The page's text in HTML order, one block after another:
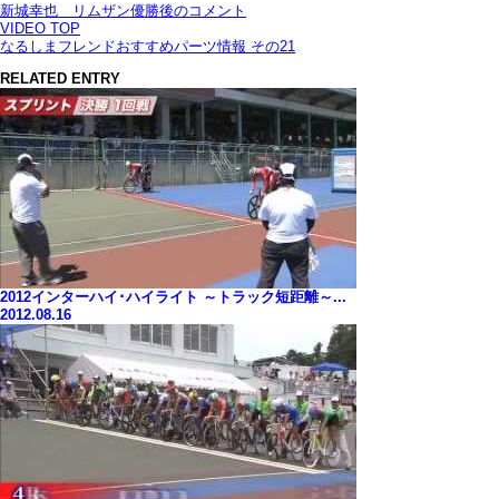
新城幸也 リムザン優勝後のコメント
VIDEO TOP
なるしまフレンドおすすめパーツ情報 その21
RELATED ENTRY
2012インターハイ･ハイライト ～トラック短距離～...
2012.08.16